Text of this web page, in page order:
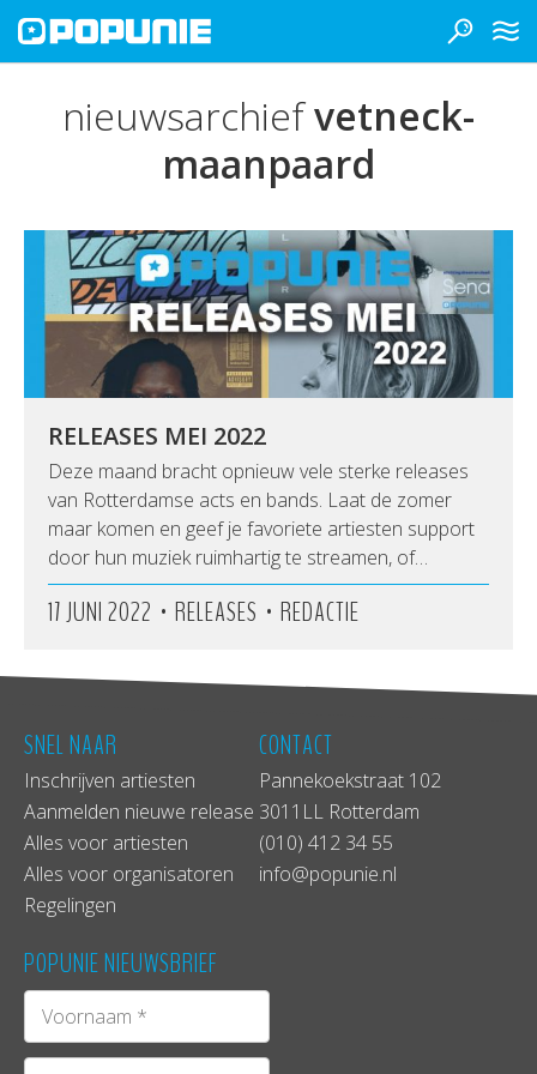
nieuwsarchiefvetneck-
maanpaard
RELEASES MEI 2022
Deze maand bracht opnieuw vele sterke releases
van Rotterdamse acts en bands. Laat de zomer
maar komen en geef je favoriete artiesten support
door hun muziek ruimhartig te streamen, of…
17 JUNI 2022 • RELEASES • REDACTIE
SNEL NAAR
Inschrijven artiesten
Aanmelden nieuwe release
Alles voor artiesten
Alles voor organisatoren
Regelingen
CONTACT
Pannekoekstraat 102
3011LL Rotterdam
(010) 412 34 55
info@popunie.nl
POPUNIE NIEUWSBRIEF